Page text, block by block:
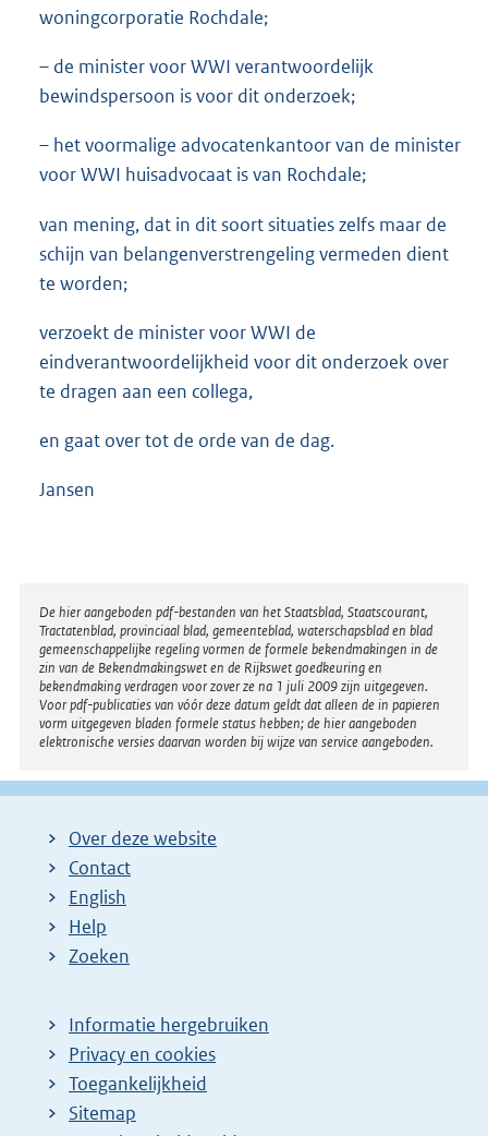
woningcorporatie Rochdale;
– de minister voor WWI verantwoordelijk
bewindspersoon is voor dit onderzoek;
– het voormalige advocatenkantoor van de minister
voor WWI huisadvocaat is van Rochdale;
van mening, dat in dit soort situaties zelfs maar de
schijn van belangenverstrengeling vermeden dient
te worden;
verzoekt de minister voor WWI de
eindverantwoordelijkheid voor dit onderzoek over
te dragen aan een collega,
en gaat over tot de orde van de dag.
Jansen
Disclaimer
De hier aangeboden pdf-bestanden van het Staatsblad, Staatscourant,
Tractatenblad, provinciaal blad, gemeenteblad, waterschapsblad en blad
gemeenschappelijke regeling vormen de formele bekendmakingen in de
zin van de Bekendmakingswet en de Rijkswet goedkeuring en
bekendmaking verdragen voor zover ze na 1 juli 2009 zijn uitgegeven.
Voor pdf-publicaties van vóór deze datum geldt dat alleen de in papieren
vorm uitgegeven bladen formele status hebben; de hier aangeboden
elektronische versies daarvan worden bij wijze van service aangeboden.
Over deze website
Contact
English
Help
Zoeken
Informatie hergebruiken
Privacy en cookies
Toegankelijkheid
Sitemap